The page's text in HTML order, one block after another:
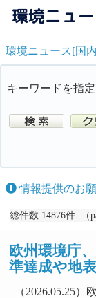
環境ニュ
環境ニュース[国
キーワードを指定
情報提供のお
総件数 14876件 （
欧州環境庁
準達成や地
（2026.05.25